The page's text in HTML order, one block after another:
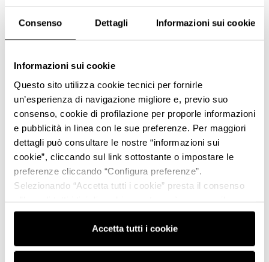
Consenso Dettagli Informazioni sui cookie
Informazioni sui cookie
Questo sito utilizza cookie tecnici per fornirle
un’esperienza di navigazione migliore e, previo suo
consenso, cookie di profilazione per proporle informazioni
e pubblicità in linea con le sue preferenze. Per maggiori
dettagli può consultare le nostre “informazioni sui
cookie”, cliccando sul link sottostante o impostare le
preferenze cliccando “Configura preferenze”.
Selezionando “Accetta tutti i cookie” presta il consenso
consenso cliccando su “Usa solo i cookie necessari” e
saranno attivati i soli cookie tecnici necessari al corretto
funzionamento del sito.
Accetta tutti i cookie